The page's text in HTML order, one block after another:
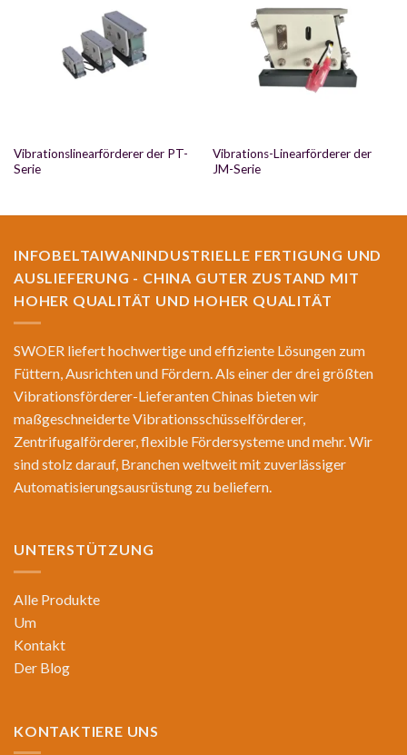
Vibrationslinearförderer der PT-
Serie
Vibrations-Linearförderer der
JM-Serie
INFOBELTAIWANINDUSTRIELLE FERTIGUNG UND
AUSLIEFERUNG - CHINA GUTER ZUSTAND MIT
HOHER QUALITÄT UND HOHER QUALITÄT
SWOER liefert hochwertige und effiziente Lösungen zum
Füttern, Ausrichten und Fördern. Als einer der drei größten
Vibrationsförderer-Lieferanten Chinas bieten wir
maßgeschneiderte Vibrationsschüsselförderer,
Zentrifugalförderer, flexible Fördersysteme und mehr. Wir
sind stolz darauf, Branchen weltweit mit zuverlässiger
Automatisierungsausrüstung zu beliefern.
UNTERSTÜTZUNG
Alle Produkte
Um
Kontakt
Der Blog
KONTAKTIERE UNS